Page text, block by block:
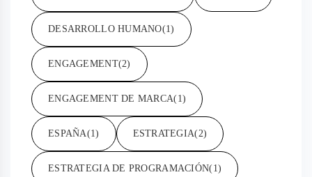
DESARROLLO HUMANO(1)
ENGAGEMENT(2)
ENGAGEMENT DE MARCA(1)
ESPAÑA(1) ESTRATEGIA(2)
ESTRATEGIA DE PROGRAMACIÓN(1)